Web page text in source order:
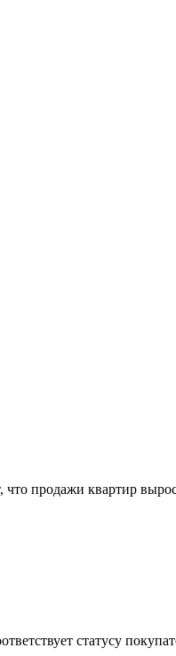
продажи квартир
статусу